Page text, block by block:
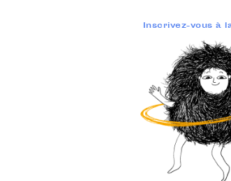
Inscrivez-vous à